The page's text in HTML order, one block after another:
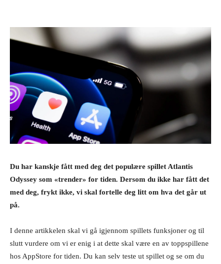
Du har kanskje fått med deg det populære spillet Atlantis
Odyssey som «trender» for tiden. Dersom du ikke har fått det
med deg, frykt ikke, vi skal fortelle deg litt om hva det går ut
på.
I denne artikkelen skal vi gå igjennom spillets funksjoner og til
slutt vurdere om vi er enig i at dette skal være en av toppspillene
hos AppStore for tiden. Du kan selv teste ut spillet og se om du